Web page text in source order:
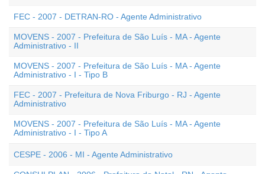
FEC - 2007 - DETRAN-RO - Agente Administrativo
MOVENS - 2007 - Prefeitura de São Luís - MA - Agente
Administrativo - II
MOVENS - 2007 - Prefeitura de São Luís - MA - Agente
Administrativo - I - Tipo B
FEC - 2007 - Prefeitura de Nova Friburgo - RJ - Agente
Administrativo
MOVENS - 2007 - Prefeitura de São Luís - MA - Agente
Administrativo - I - Tipo A
CESPE - 2006 - MI - Agente Administrativo